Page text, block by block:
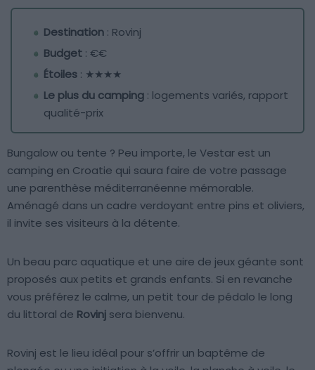
Destination : Rovinj
Budget : €€
Étoiles : ★★★★
Le plus du camping : logements variés, rapport
qualité-prix
Bungalow ou tente ? Peu importe, le Vestar est un
camping en Croatie qui saura faire de votre passage
une parenthèse méditerranéenne mémorable.
Aménagé dans un cadre verdoyant entre pins et oliviers,
il invite ses visiteurs à la détente.
Un beau parc aquatique et une aire de jeux géante sont
proposés aux petits et grands enfants. Si en revanche
vous préférez le calme, un petit tour de pédalo le long
du littoral de Rovinj sera bienvenu.
Rovinj est le lieu idéal pour s’offrir un baptême de